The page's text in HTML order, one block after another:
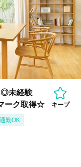
◎未経験
ーク取得☆
キープ
勤OK